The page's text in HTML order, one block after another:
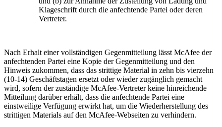
Klageschrift durch die anfechtende Partei oder deren
Vertreter.
Nach Erhalt einer vollständigen Gegenmitteilung lässt McAfee der
anfechtenden Partei eine Kopie der Gegenmitteilung und den
Hinweis zukommen, dass das strittige Material in zehn bis vierzehn
(10-14) Geschäftstagen ersetzt oder wieder zugänglich gemacht
wird, sofern der zuständige McAfee-Vertreter keine hinreichende
Mitteilung darüber erhält, dass die anfechtende Partei eine
einstweilige Verfügung erwirkt hat, um die Wiederherstellung des
strittigen Materials auf den McAfee-Webseiten zu verhindern.